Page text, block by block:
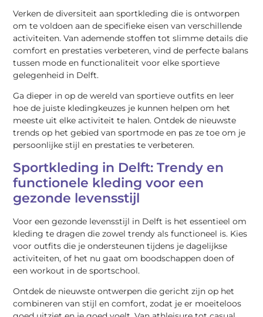
Verken de diversiteit aan sportkleding die is ontworpen
om te voldoen aan de specifieke eisen van verschillende
activiteiten. Van ademende stoffen tot slimme details die
comfort en prestaties verbeteren, vind de perfecte balans
tussen mode en functionaliteit voor elke sportieve
gelegenheid in Delft.
Ga dieper in op de wereld van sportieve outfits en leer
hoe de juiste kledingkeuzes je kunnen helpen om het
meeste uit elke activiteit te halen. Ontdek de nieuwste
trends op het gebied van sportmode en pas ze toe om je
persoonlijke stijl en prestaties te verbeteren.
Sportkleding in Delft: Trendy en
functionele kleding voor een
gezonde levensstijl
Voor een gezonde levensstijl in Delft is het essentieel om
kleding te dragen die zowel trendy als functioneel is. Kies
voor outfits die je ondersteunen tijdens je dagelijkse
activiteiten, of het nu gaat om boodschappen doen of
een workout in de sportschool.
Ontdek de nieuwste ontwerpen die gericht zijn op het
combineren van stijl en comfort, zodat je er moeiteloos